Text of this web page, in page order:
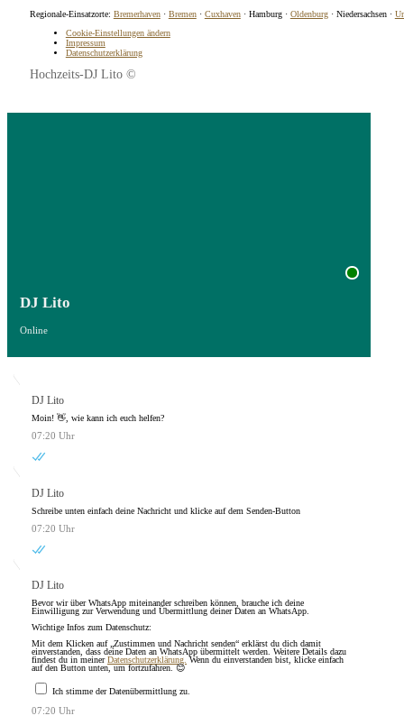
Regionale-Einsatzorte: Bremerhaven· Bremen· Cuxhaven· Hamburg · Oldenburg· Niedersachsen ·
Cookie-Einstellungen ändern
Impressum
Datenschutzerklärung
Hochzeits-DJ Lito ©
DJ Lito
Online
DJ Lito
Moin! 👋, wie kann ich euch helfen?
07:20 Uhr
DJ Lito
Schreibe unten einfach deine Nachricht und klicke auf dem Senden-Button
07:20 Uhr
DJ Lito
Bevor wir über WhatsApp miteinander schreiben können, brauche ich deine
Einwilligung zur Verwendung und Übermittlung deiner Daten an WhatsApp.
Wichtige Infos zum Datenschutz:
Mit dem Klicken auf „Zustimmen und Nachricht senden“ erklärst du dich damit
einverstanden, dass deine Daten an WhatsApp übermittelt werden. Weitere Details dazu
findest du in meinerDatenschutzerklärung. Wenn du einverstanden bist, klicke einfach
auf den Button unten, um fortzufahren. 😊
Ich stimme der Datenübermittlung zu.
07:20 Uhr